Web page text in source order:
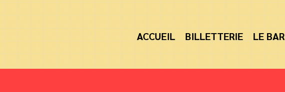
ACCUEIL BILLETTERIE LE BAR